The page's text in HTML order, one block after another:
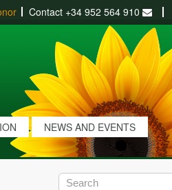
Contact +34 952 564 910
NEWS AND EVENTS